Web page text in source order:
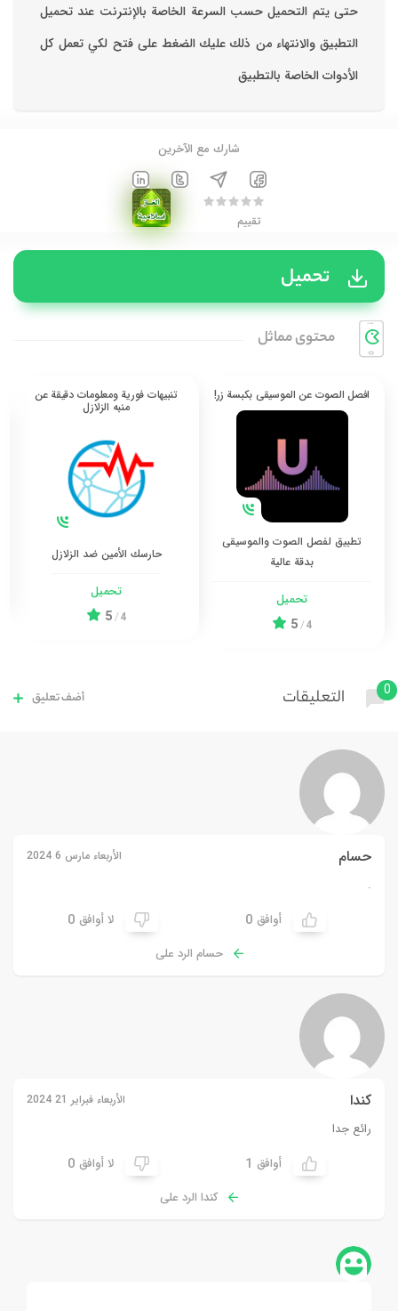
حتى يتم التحميل حسب السرعة الخاصة بالإنترنت ‏عند تحميل
التطبيق والانتهاء من ذلك عليك الضغط على فتح لكي تعمل كل
الأدوات الخاصة بالتطبيق
شارك مع الآخرين
تقييم
تحميل
محتوی مماثل
افصل الصوت عن الموسيقى بكبسة زر!
تطبيق لفصل الصوت والموسيقى
بدقة عالية
تحميل
4
/
5
تنبيهات فورية ومعلومات دقيقة عن
منبه الزلازل
حارسك الأمين ضد الزلازل
تحميل
4
/
5
0 التعليقات أضف تعليق
حسام الأربعاء مارس 6 2024
.
أوافق 0 لا أوافق 0
حسام الرد على
كندا الأربعاء فبراير 21 2024
رائع جدا
أوافق 1 لا أوافق 0
كندا الرد على